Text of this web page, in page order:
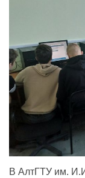
В АлтГТУ им.